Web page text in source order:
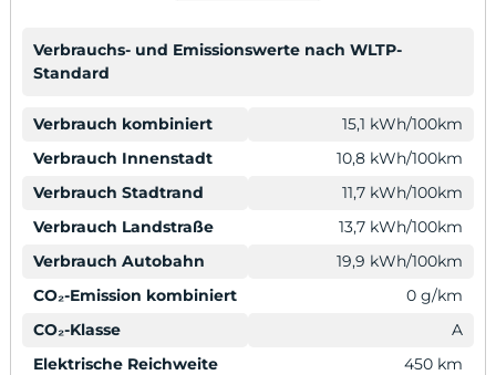
Verbrauchs- und Emissionswerte nach WLTP-
Standard
Verbrauch kombiniert
15,1 kWh/100km
Verbrauch Innenstadt
10,8 kWh/100km
Verbrauch Stadtrand
11,7 kWh/100km
Verbrauch Landstraße
13,7 kWh/100km
Verbrauch Autobahn
19,9 kWh/100km
CO₂-Emission kombiniert
0 g/km
CO₂-Klasse
A
Elektrische Reichweite
450 km